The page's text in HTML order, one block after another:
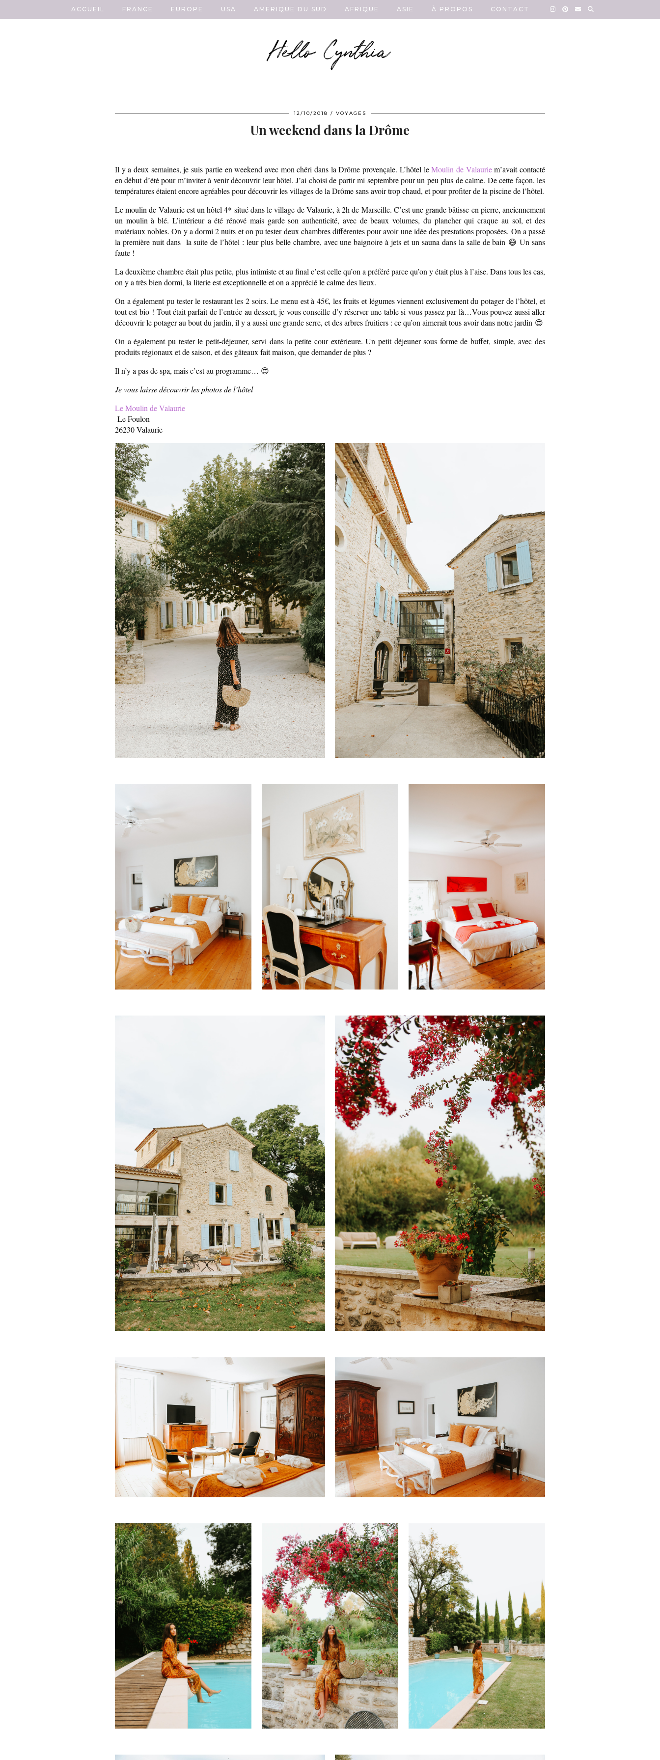
Hello Cynthia
ACCUEIL FRANCE EUROPE USA AMERIQUE DU SUD AFRIQUE ASIE À PROPOS CONTACT
12/10/2018 VOYAGES
Un weekend dans la Drôme
Il y a deux semaines, je suis partie en weekend avec mon chéri dans la Drôme provençale. L’hôtel leMoulin de Valauriem’avait contacté
en début d’été pour m’inviter à venir découvrir leur hôtel. J’ai choisi de partir mi septembre pour un peu plus de calme. De cette façon, les
températures étaient encore agréables pour découvrir les villages de la Drôme sans avoir trop chaud, et pour profiter de la piscine de l’hôtel.
Le moulin de Valaurie est un hôtel 4* situé dans le village de Valaurie, à 2h de Marseille. C’est une grande bâtisse en pierre, anciennement
un moulin à blé. L’intérieur a été rénové mais garde son authenticité, avec de beaux volumes, du plancher qui craque au sol, et des
matériaux nobles. On y a dormi 2 nuits et on pu tester deux chambres différentes pour avoir une idée des prestations proposées. On a passé
la première nuit dans la suite de l’hôtel : leur plus belle chambre, avec une baignoire à jets et un sauna dans la salle de bain 😅 Un sans
faute !
La deuxième chambre était plus petite, plus intimiste et au final c’est celle qu’on a préféré parce qu’on y était plus à l’aise. Dans tous les cas,
on y a très bien dormi, la literie est exceptionnelle et on a apprécié le calme des lieux.
On a également pu tester le restaurant les 2 soirs. Le menu est à 45€, les fruits et légumes viennent exclusivement du potager de l’hôtel, et
tout est bio ! Tout était parfait de l’entrée au dessert, je vous conseille d’y réserver une table si vous passez par là…Vous pouvez aussi aller
découvrir le potager au bout du jardin, il y a aussi une grande serre, et des arbres fruitiers : ce qu’on aimerait tous avoir dans notre jardin 😍
On a également pu tester le petit-déjeuner, servi dans la petite cour extérieure. Un petit déjeuner sous forme de buffet, simple, avec des
produits régionaux et de saison, et des gâteaux fait maison, que demander de plus ?
Il n’y a pas de spa, mais c’est au programme… 😍
Je vous laisse découvrir les photos de l’hôtel
Le Moulin de Valaurie
Le Foulon
26230 Valaurie